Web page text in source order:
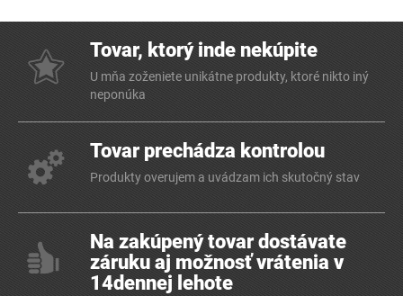
Tovar, ktorý inde nekúpite
U mňa zoženiete unikátne produkty, ktoré nikto iný
neponúka
Tovar prechádza kontrolou
Produkty overujem a uvádzam ich skutočný stav
Na zakúpený tovar dostávate
záruku aj možnosť vrátenia v
14dennej lehote